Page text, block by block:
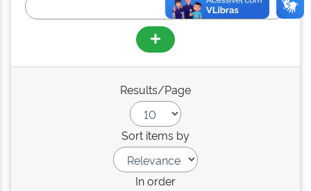
Results/Page
Sort items by
In order